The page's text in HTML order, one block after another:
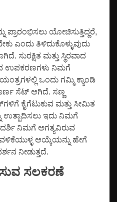
ಪ್ರಾರಂಭಿಸಲು ಯೋಚಿಸುತ್ತಿದ್ದರೆ,
ಎಂದು ತಿಳಿದುಕೊಳ್ಳುವುದು
ಸುರಕ್ಷಿತ ಮತ್ತು ಸ್ಥಿರವಾದ
ಉಪಕರಣಗಳು ನಿಮಗೆ
ಒಂದು ಗಮ್ಮಿ ಕ್ಯಾಂಡಿ
ಸೆಟ್ ಆಗಿದೆ. ಸಣ್ಣ
ಕೈಗೆಟುಕುವ ಮತ್ತು ಸೀಮಿತ
ಉತ್ಪಾದಿಸಲು ಇದು ನಿಮಗೆ
ನಿಮಗೆ ಅಗತ್ಯವಿರುವ
ಆಯ್ಕೆಯನ್ನು ಹೇಗೆ
ನೀಡುತ್ತದೆ.
ಸಲಕರಣೆ